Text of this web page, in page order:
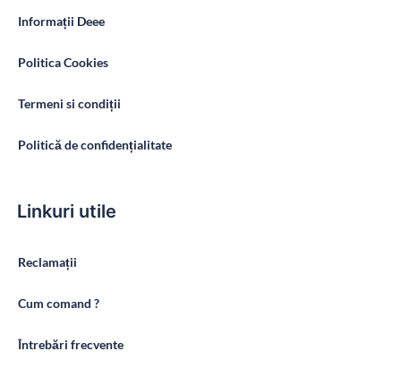
Informații Deee
Politica Cookies
Termeni si condiții
Politică de confidențialitate
Linkuri utile
Reclamații
Cum comand ?
Întrebări frecvente